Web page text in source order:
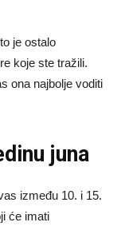
je ostalo
koje ste tražili.
ona najbolje voditi
juna
između 10. i 15.
će imati